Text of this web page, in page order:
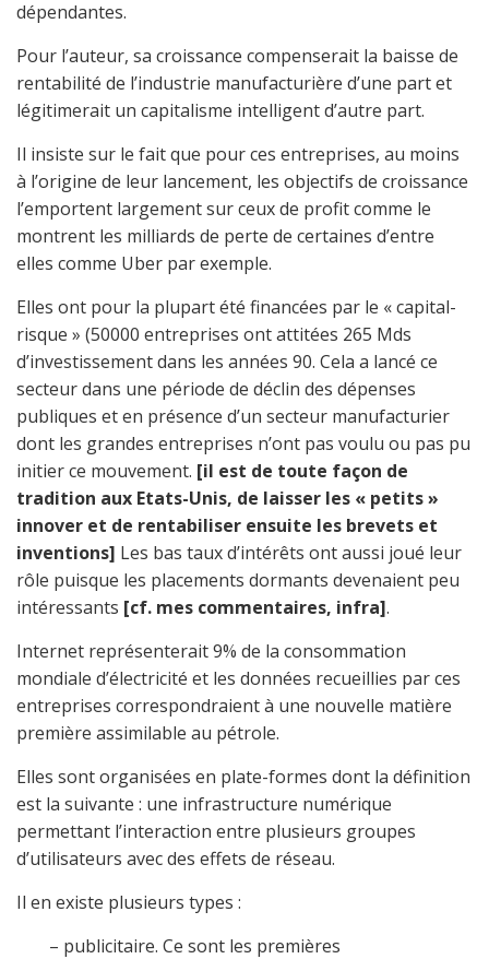
dépendantes.
Pour l’auteur, sa croissance compenserait la baisse de
rentabilité de l’industrie manufacturière d’une part et
légitimerait un capitalisme intelligent d’autre part.
Il insiste sur le fait que pour ces entreprises, au moins
à l’origine de leur lancement, les objectifs de croissance
l’emportent largement sur ceux de profit comme le
montrent les milliards de perte de certaines d’entre
elles comme Uber par exemple.
Elles ont pour la plupart été financées par le « capital-
risque » (50000 entreprises ont attitées 265 Mds
d’investissement dans les années 90. Cela a lancé ce
secteur dans une période de déclin des dépenses
publiques et en présence d’un secteur manufacturier
dont les grandes entreprises n’ont pas voulu ou pas pu
initier ce mouvement. [il est de toute façon de
tradition aux Etats-Unis, de laisser les « petits »
innover et de rentabiliser ensuite les brevets et
inventions] Les bas taux d’intérêts ont aussi joué leur
rôle puisque les placements dormants devenaient peu
intéressants [cf. mes commentaires, infra].
Internet représenterait 9% de la consommation
mondiale d’électricité et les données recueillies par ces
entreprises correspondraient à une nouvelle matière
première assimilable au pétrole.
Elles sont organisées en plate-formes dont la définition
est la suivante : une infrastructure numérique
permettant l’interaction entre plusieurs groupes
d’utilisateurs avec des effets de réseau.
Il en existe plusieurs types :
– publicitaire. Ce sont les premières